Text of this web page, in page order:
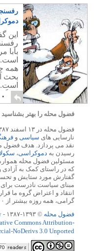
این
بابا
است.
همه
بحث
است.
بزرگ
زند.؟
فضول محله را بهتر بشناسید
نارسایی های سیاسی و
نقد می پردازد. هدف فضول
رسیدن به دموکراسی،
مسئولین فضول محله همواره
که در راستای کمک به
گفتارش مورد ستایش و تحسین
مبنای سیاست نادرست برای
انتقاد و اعتراض گروه ما
گرامی، همه روزه بیشتر از ۱۰،۰۰۰ نفر از این سایت دیدن می کنند.
فضول محله © ۱۳۹۳-۱۳۸۷ -
Commons Attribution-
NoDerivs 3.0 Unported